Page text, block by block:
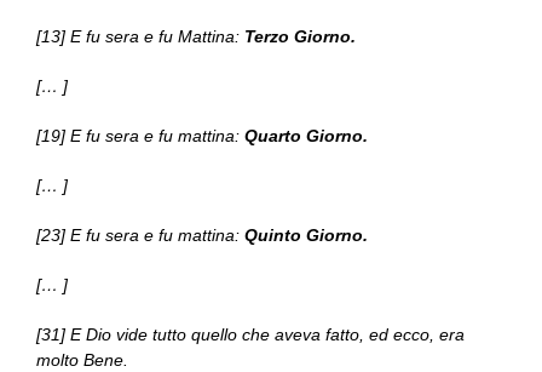
[13] E fu sera e fu Mattina: Terzo Giorno.
[… ]
[19] E fu sera e fu mattina: Quarto Giorno.
[… ]
[23] E fu sera e fu mattina: Quinto Giorno.
[… ]
[31] E Dio vide tutto quello che aveva fatto, ed ecco, era
molto Bene.